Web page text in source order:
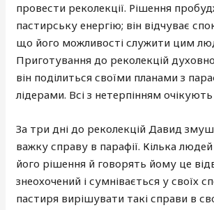
провести реколекції. Рішення
пастирську енергію; він відчуває
що його можливості служити цим
Приготування до реколекцій
він поділиться своїми планами з
лідерами. Всі з нетерпінням
За три дні до реколекцій Давид
важку справу в парафії. Кілька людей
його рішення й говорять йому це
знеохочений і сумнівається у своїх
пастиря вирішувати такі справи в